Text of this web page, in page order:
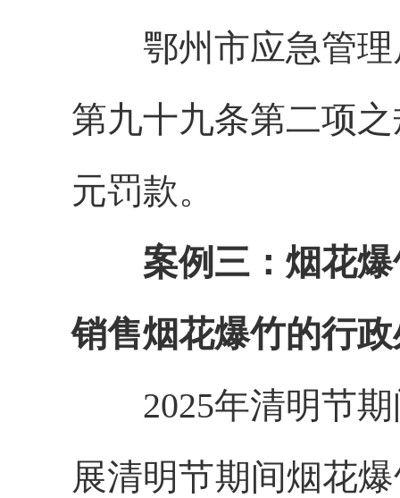
鄂州市应急管理
第九十九条第二项
元罚款。
案例三：烟花
销售烟花爆竹的行
2025年清明节期
展清明节期间烟花